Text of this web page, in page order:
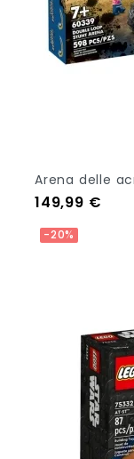
Arena delle
Prezzo
149,99 €
-20%